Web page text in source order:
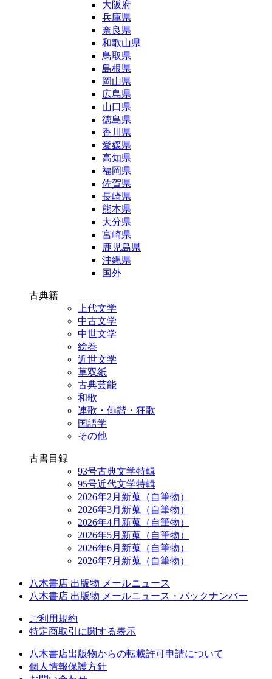
大阪府
兵庫県
奈良県
和歌山県
鳥取県
島根県
岡山県
広島県
山口県
徳島県
香川県
愛媛県
高知県
福岡県
佐賀県
長崎県
熊本県
大分県
宮崎県
鹿児島県
沖縄県
国外
古典籍
上代文学
中古文学
中世文学
絵巻
近世文学
草双紙
古典芸能
和歌
連歌・俳諧・狂歌
国語学
その他
古書目録
93号古典文学特輯
95号近代文学特輯
2026年2月新蒐（自筆物）
2026年3月新蒐（自筆物）
2026年4月新蒐（自筆物）
2026年5月新蒐（自筆物）
2026年6月新蒐（自筆物）
2026年7月新蒐（自筆物）
八木書店 出版物 メールニュース
八木書店 出版物 メールニュース・バックナンバー
ご利用規約
特定商取引に関する表示
八木書店出版物からの転載許可申請について
個人情報保護方針